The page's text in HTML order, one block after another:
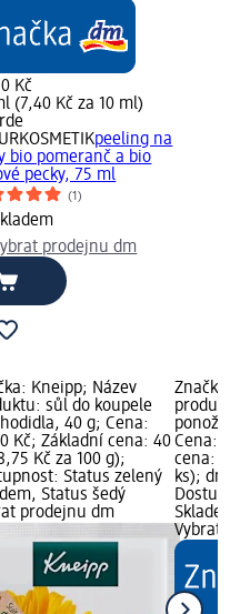
Kč
(7,40 Kč za 10 ml)
peeling na
bio pomeranč a bio
pecky, 75 ml
(1)
prodejnu dm
Kneipp; Název
sůl do koupele
40 g; Cena:
Kč; Základní cena: 40
Kč za 100 g);
Status zelený
Status šedý
prodejnu dm
Značka:
Cena:
cena: 2
ks); dm
Vybrat